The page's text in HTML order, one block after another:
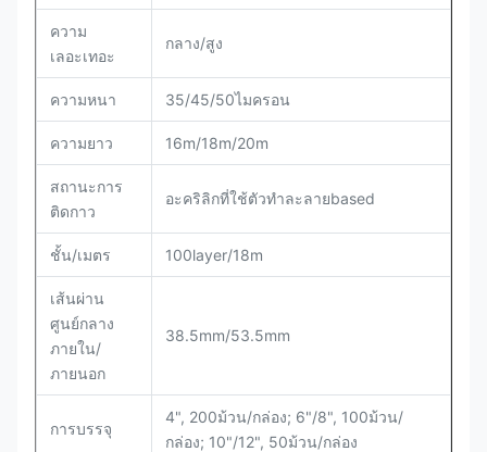
ความ
เลอะเทอะ
กลาง/สูง
ความหนา 35/45/50ไมครอน
ความยาว 16m/18m/20m
สถานะการ
ติดกาว
อะคริลิกที่ใช้ตัวทำละลายbased
ชั้น/เมตร 100layer/18m
เส้นผ่าน
ศูนย์กลาง
ภายใน/
ภายนอก
38.5mm/53.5mm
การบรรจุ
4", 200ม้วน/กล่อง; 6"/8", 100ม้วน/
กล่อง; 10"/12", 50ม้วน/กล่อง